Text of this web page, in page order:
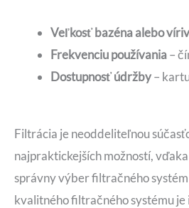
Veľkosť bazéna alebo
Frekvenciu používania–
Dostupnosť údržby–
Filtrácia je neoddeliteľnou
najpraktickejších možností,
správny výber filtračného
kvalitného filtračného systému